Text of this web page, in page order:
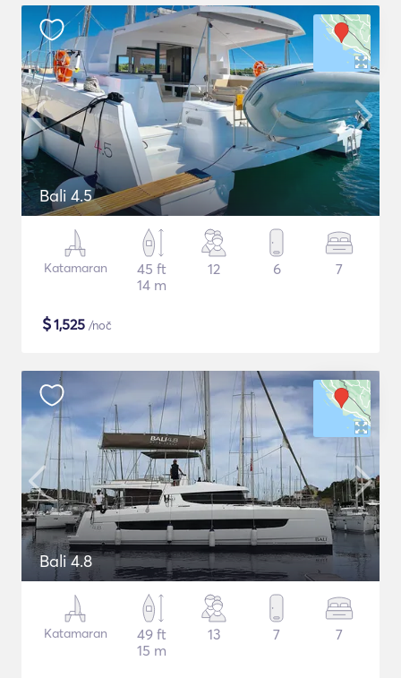
Bali 4.5
Katamaran
45 ft
14 m
12 6 7
$1,525 /noč
Bali 4.8
Katamaran
49 ft
15 m
13 7 7